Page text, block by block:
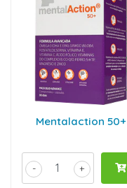
Mentalaction 50+
+
-